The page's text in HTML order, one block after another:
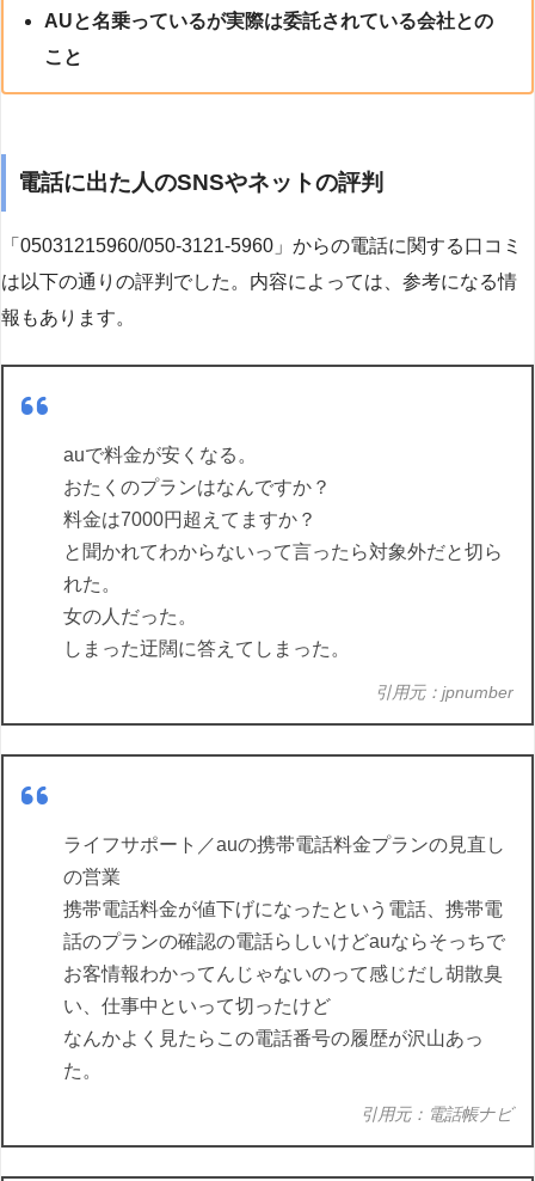
AUと名乗っているが実際は委託されている会社との
こと
電話に出た人のSNSやネットの評判
「05031215960/050-3121-5960」からの電話に関する口コミ
は以下の通りの評判でした。内容によっては、参考になる情
報もあります。
auで料金が安くなる。
おたくのプランはなんですか？
料金は7000円超えてますか？
と聞かれてわからないって言ったら対象外だと切ら
れた。
女の人だった。
しまった迂闊に答えてしまった。
引用元：jpnumber
ライフサポート／auの携帯電話料金プランの見直し
の営業
携帯電話料金が値下げになったという電話、携帯電
話のプランの確認の電話らしいけどauならそっちで
お客情報わかってんじゃないのって感じだし胡散臭
い、仕事中といって切ったけど
なんかよく見たらこの電話番号の履歴が沢山あっ
た。
引用元：電話帳ナビ